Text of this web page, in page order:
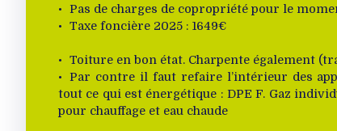
Pas de charges de copropriété pour le
Taxe foncière 2025 : 1649€
Toiture en bon état. Charpente également
Par contre il faut refaire l’intérieur des
tout ce qui est énergétique : DPE F. Gaz
pour chauffage et eau chaude